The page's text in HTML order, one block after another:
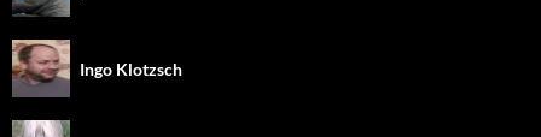
Ingo Klotzsch